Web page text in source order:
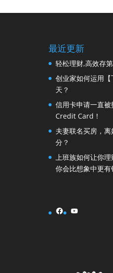
最近更新
轻松理财,高效存
创业家如何运用
天？
信用卡申请一直
Credit Card！
夫妻联名买房，
分？
上班族如何让你理
你会比想象中更有
FacebookYouTube